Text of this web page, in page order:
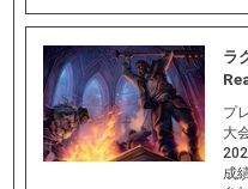
ラ
プ
大
成